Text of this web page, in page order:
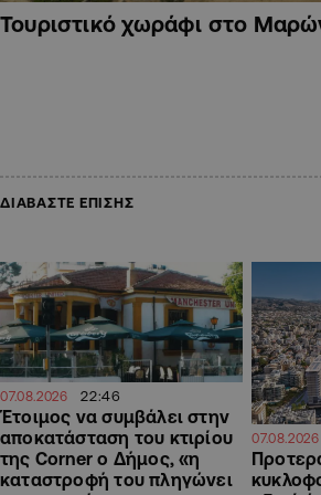
Τουριστικό χωράφι στο
ΔΙΑΒΑΣΤΕ ΕΠΙΣΗΣ
07.08.2026 22:46
Έτοιμος να συμβάλει στην
αποκατάσταση του κτιρίου
της Corner ο Δήμος, «η
καταστροφή του πληγώνει
07.08.2026